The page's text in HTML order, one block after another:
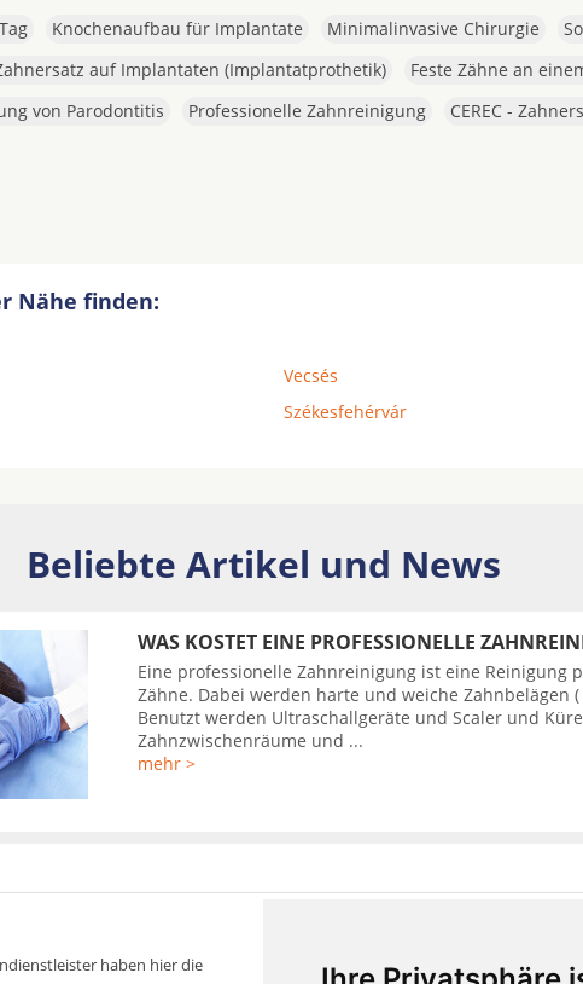
Knochenaufbau für Implantate Minimalinvasive Chirurgie
auf Implantaten (Implantatprothetik)
Feste Zähne an
von Parodontitis Professionelle Zahnreinigung
CEREC -
Nähe finden:
Vecsés
Székesfehérvár
Beliebte Artikel und News
WAS KOSTET EINE PROFESSIONELLE
Eine professionelle Zahnreinigung ist eine Reinigung
Zähne. Dabei werden harte und weiche Zahnbelägen
Benutzt werden Ultraschallgeräte und Scaler und
Zahnzwischenräume und ...
mehr >
haben hier die
Über uns